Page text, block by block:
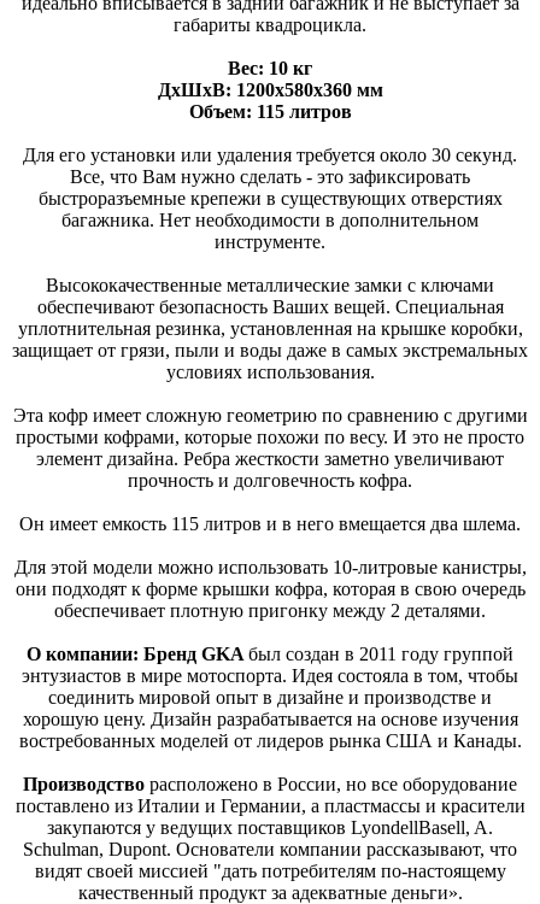
габариты квадроцикла.
Вес: 10 кг
ДхШхВ: 1200х580х360 мм
Объем: 115 литров
Для его установки или удаления требуется около 30 секунд.
Все, что Вам нужно сделать - это зафиксировать
быстроразъемные крепежи в существующих отверстиях
багажника. Нет необходимости в дополнительном
инструменте.
Высококачественные металлические замки с ключами
обеспечивают безопасность Ваших вещей. Специальная
уплотнительная резинка, установленная на крышке коробки,
защищает от грязи, пыли и воды даже в самых экстремальных
условиях использования.
Эта кофр имеет сложную геометрию по сравнению с другими
простыми кофрами, которые похожи по весу. И это не просто
элемент дизайна. Ребра жесткости заметно увеличивают
прочность и долговечность кофра.
Он имеет емкость 115 литров и в него вмещается два шлема.
Для этой модели можно использовать 10-литровые канистры,
они подходят к форме крышки кофра, которая в свою очередь
обеспечивает плотную пригонку между 2 деталями.
О компании: Бренд GKA был создан в 2011 году группой
энтузиастов в мире мотоспорта. Идея состояла в том, чтобы
соединить мировой опыт в дизайне и производстве и
хорошую цену. Дизайн разрабатывается на основе изучения
востребованных моделей от лидеров рынка США и Канады.
Производство расположено в России, но все оборудование
поставлено из Италии и Германии, а пластмассы и красители
закупаются у ведущих поставщиков LyondellBasell, A.
Schulman, Dupont. Основатели компании рассказывают, что
видят своей миссией "дать потребителям по-настоящему
качественный продукт за адекватные деньги».